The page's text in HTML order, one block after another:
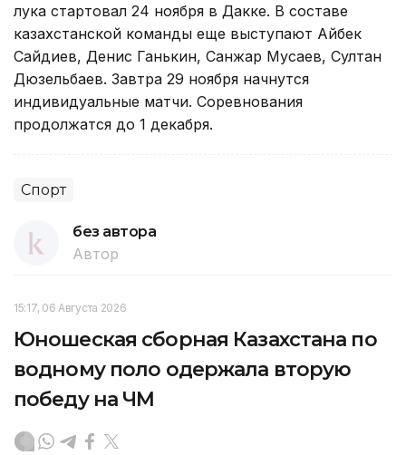
лука стартовал 24 ноября в Дакке. В составе
казахстанской команды еще выступают Айбек
Сайдиев, Денис Ганькин, Санжар Мусаев, Султан
Дюзельбаев. Завтра 29 ноября начнутся
индивидуальные матчи. Соревнования
продолжатся до 1 декабря.
Спорт
без автора
Автор
15:17, 06 Августа 2026
Юношеская сборная Казахстана по
водному поло одержала вторую
победу на ЧМ